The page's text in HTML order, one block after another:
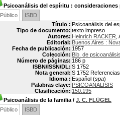
Psicoanálisis del espíritu :
Público
ISBD
Título : Psicoanálisis del
Tipo de documento: texto impreso
Autores: Heinrich RACKER
Editorial: Buenos Aires :
Fecha de publicación: 1957
Colección: Bib. de
Número de páginas: 186 p
ISBN/ISSN/DL: S 1752
Nota general: S 1752
Idioma : Español (spa)
Palabras clave: PSICOANALISIS
Clasificación: 150.195
Psicoanálisis de la familia / J. C. FLÜGEL
Público
ISBD